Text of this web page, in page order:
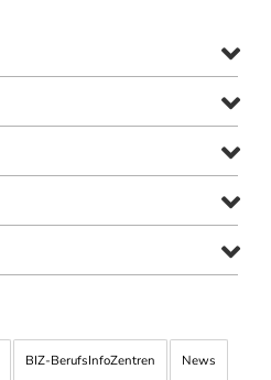
BIZ-BerufsInfoZentren News